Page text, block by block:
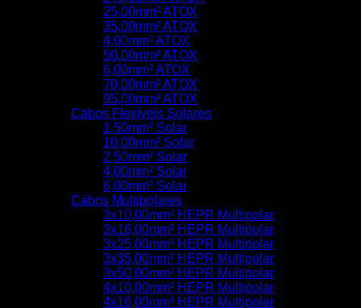
25,00mm² ATOX
35,00mm² ATOX
4,00mm² ATOX
50,00mm² ATOX
6,00mm² ATOX
70,00mm² ATOX
95,00mm² ATOX
Cabos Flexíveis Solares
1,50mm² Solar
10,00mm² Solar
2,50mm² Solar
4,00mm² Solar
6,00mm² Solar
Cabos Multipolares
3x10,00mm² HEPR Multipolar
3x16,00mm² HEPR Multipolar
3x25,00mm² HEPR Multipolar
3x35,00mm² HEPR Multipolar
3x50,00mm² HEPR Multipolar
4x10,00mm² HEPR Multipolar
4x16,00mm² HEPR Multipolar